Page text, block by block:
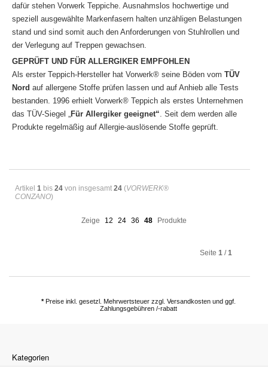
dafür stehen Vorwerk Teppiche. Ausnahmslos hochwertige und
speziell ausgewählte Markenfasern halten unzähligen Belastungen
stand und sind somit auch den Anforderungen von Stuhlrollen und
der Verlegung auf Treppen gewachsen.
GEPRÜFT UND FÜR ALLERGIKER EMPFOHLEN
Als erster Teppich-Hersteller hat Vorwerk® seine Böden vom TÜV
Nord auf allergene Stoffe prüfen lassen und auf Anhieb alle Tests
bestanden. 1996 erhielt Vorwerk® Teppich als erstes Unternehmen
das TÜV-Siegel „ Für Allergiker geeignet“ . Seit dem werden alle
Produkte regelmäßig auf Allergie-auslösende Stoffe geprüft.
Artikel 1 bis 24 von insgesamt 24 (VORWERK®
CONZANO)
Zeige 12 24 36 48 Produkte
Seite1 /1
*Preise inkl. gesetzl. Mehrwertsteuer zzgl. Versandkosten und ggf.
Zahlungsgebühren /-rabatt
Kategorien